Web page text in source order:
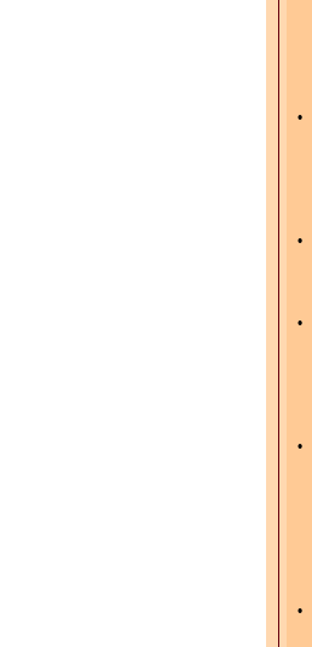
•
•
•
•
•